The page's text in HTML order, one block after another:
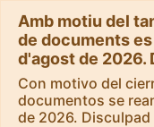
Amb motiu del
de documents
d'agost de 2026.
Con motivo del
documentos se
de 2026.